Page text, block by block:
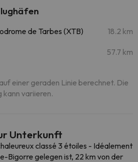
de Tarbes (XTB) 18.2 km
57.7 km
einer geraden Linie berechnet. Die
variieren.
Unterkunft
classé 3 étoiles - Idéalement
Bigorre gelegen ist, 22 km von der